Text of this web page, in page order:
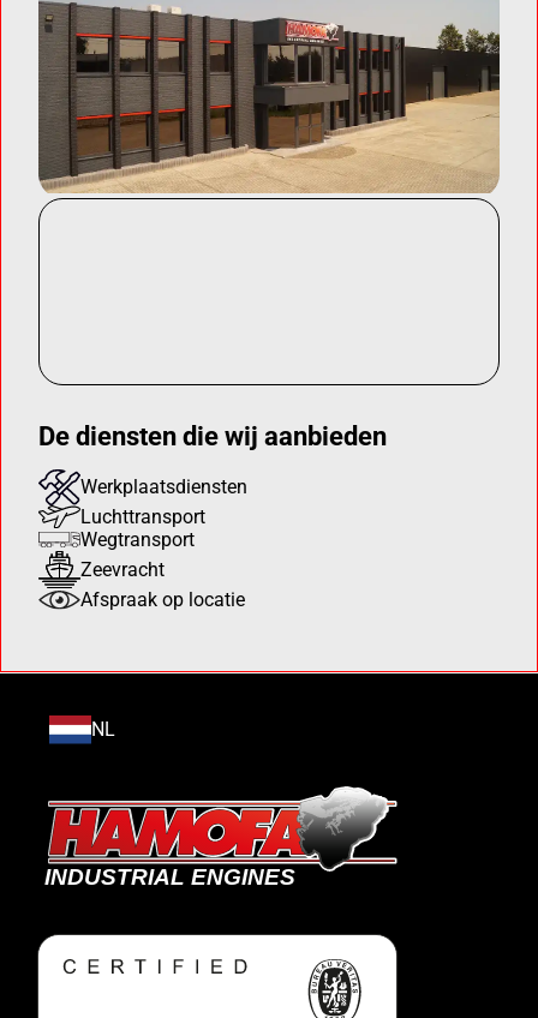
De diensten die wij aanbieden
Werkplaatsdiensten
Luchttransport
Wegtransport
Zeevracht
Afspraak op locatie
NL